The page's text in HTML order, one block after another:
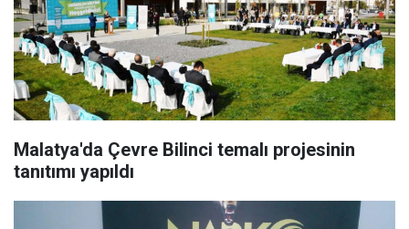
Malatya'da Çevre Bilinci temalı projesinin
tanıtımı yapıldı